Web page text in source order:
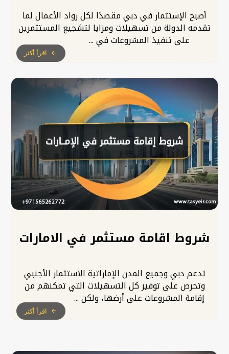
أصبح الإستثمار في دبي مقصدًا لكل رواد الأعمال لما
تقدمه الدولة من تسهيلات ومزايا لتشجيع المستثمرين
على تنفيذ المشروعات في ...
اقرأ أكثر
شروط اقامة مستثمر في الامارات
تدعم دبي وجميع المدن الإماراتية الاستثمار الأجنبي
وتحرص على توفير كل التسهيلات التي تمكنهم من
إقامة المشروعات على أرضها، ولكن ...
اقرأ أكثر